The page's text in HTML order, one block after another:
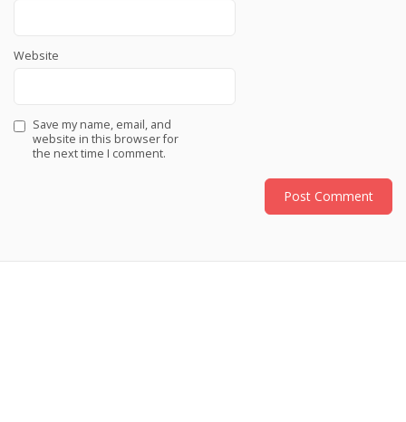
Website
Save my name, email, and
website in this browser for
the next time I comment.